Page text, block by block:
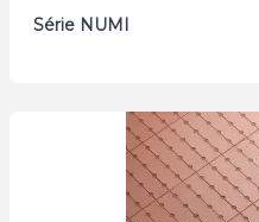
Série NUMI